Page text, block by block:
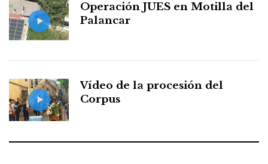
Operación JUES en Motilla del
Palancar
Vídeo de la procesión del
Corpus